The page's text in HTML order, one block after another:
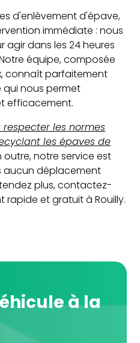
d'enlèvement d'épave,
immédiate : nous
agir dans les 24 heures
équipe, composée
connaît parfaitement
qui nous permet
efficacement.
les normes
les épaves de
outre, notre service est
aucun déplacement
plus, contactez-
rapide et gratuit à Rouilly.